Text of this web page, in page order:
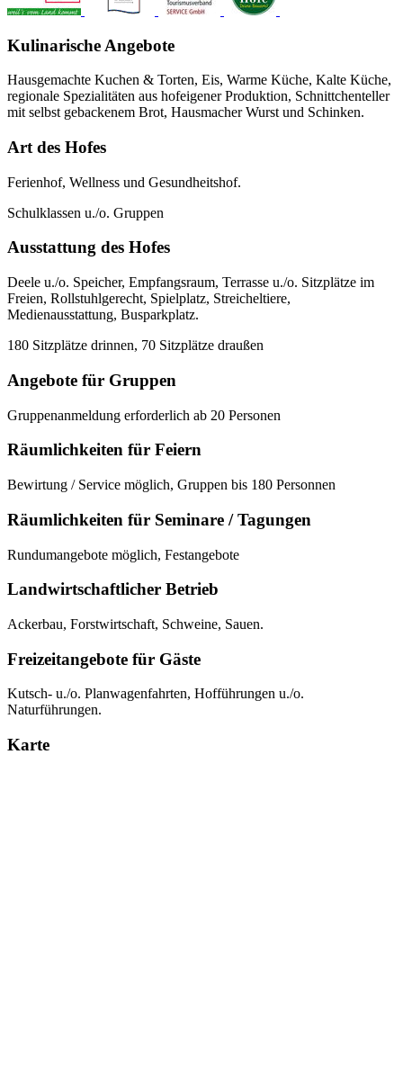
Kulinarische Angebote
Hausgemachte Kuchen & Torten, Eis, Warme Küche, Kalte Küche,
regionale Spezialitäten aus hofeigener Produktion, Schnittchenteller
mit selbst gebackenem Brot, Hausmacher Wurst und Schinken.
Art des Hofes
Ferienhof, Wellness und Gesundheitshof.
Schulklassen u./o. Gruppen
Ausstattung des Hofes
Deele u./o. Speicher, Empfangsraum, Terrasse u./o. Sitzplätze im
Freien, Rollstuhlgerecht, Spielplatz, Streicheltiere,
Medienausstattung, Busparkplatz.
180 Sitzplätze drinnen, 70 Sitzplätze draußen
Angebote für Gruppen
Gruppenanmeldung erforderlich ab 20 Personen
Räumlichkeiten für Feiern
Bewirtung / Service möglich, Gruppen bis 180 Personnen
Räumlichkeiten für Seminare / Tagungen
Rundumangebote möglich, Festangebote
Landwirtschaftlicher Betrieb
Ackerbau, Forstwirtschaft, Schweine, Sauen.
Freizeitangebote für Gäste
Kutsch- u./o. Planwagenfahrten, Hofführungen u./o.
Naturführungen.
Karte